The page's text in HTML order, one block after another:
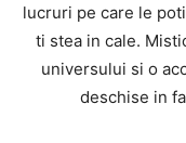
lucruri pe care le
ti stea in cale.
universului si o
deschise in